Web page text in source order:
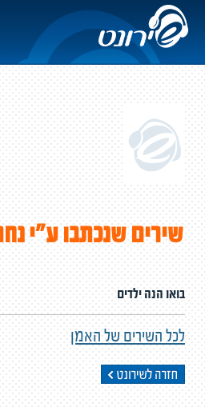
שירים שנכתבו ע"י
בואו הנה ילדים
לכל השירים של האמן